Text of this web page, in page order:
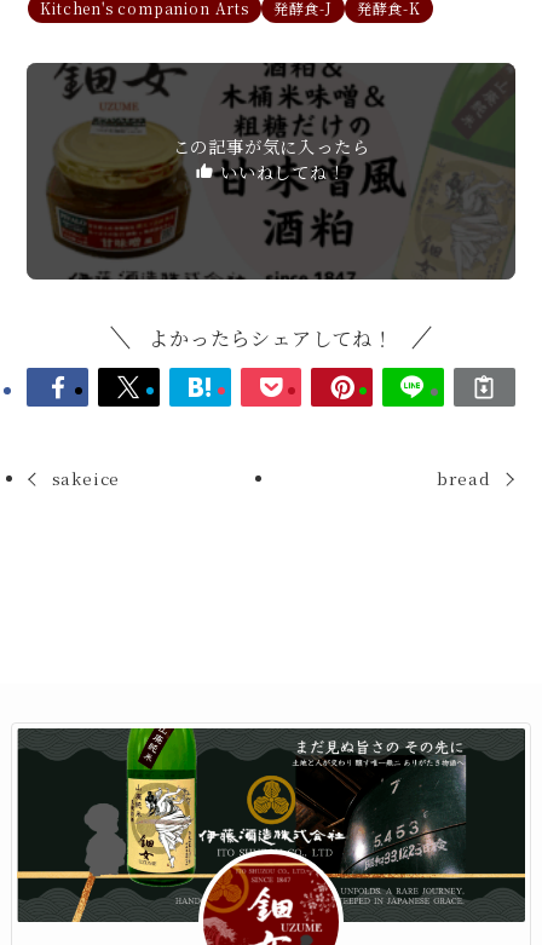
Kitchen's companion Arts
発酵食-J 発酵食-K
この記事が気に入ったら
いいねしてね！
よかったらシェアしてね！
sakeice bread